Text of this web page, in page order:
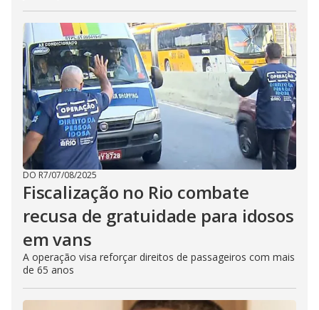
DO R7/07/08/2025
Fiscalização no Rio combate
recusa de gratuidade para idosos
em vans
A operação visa reforçar direitos de passageiros com mais
de 65 anos